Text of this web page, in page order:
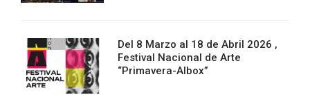
Del 8 Marzo al 18 de Abril 2026 ,
Festival Nacional de Arte
“Primavera-Albox”